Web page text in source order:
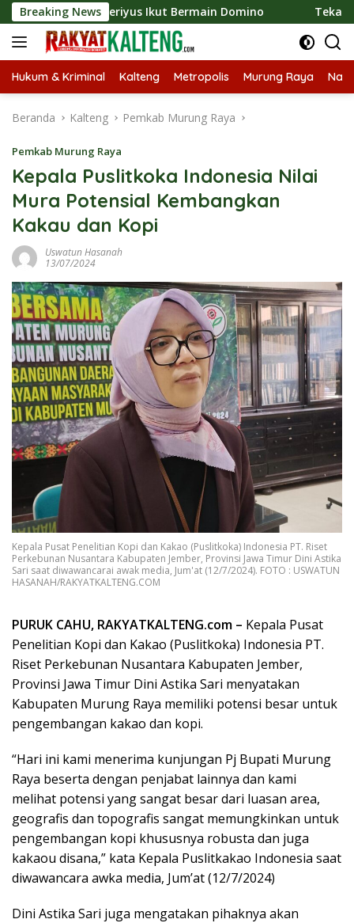
Langsung
ke
konten
Breaking News
Heriyus Ikut Bermain Domino Tekan Stunting,
Hukum & Kriminal Kalteng Metropolis Murung Raya
Beranda Kalteng Pemkab Murung Raya
Pemkab Murung Raya
Kepala Puslitkoka Indonesia Nilai
Mura Potensial Kembangkan
Kakau dan Kopi
Uswatun Hasanah
13/07/2024
Kepala Pusat Penelitian Kopi dan Kakao (Puslitkoka) Indonesia PT. Riset
Perkebunan Nusantara Kabupaten Jember, Provinsi Jawa Timur Dini Astika
Sari saat diwawancarai awak media, Jum'at (12/7/2024). FOTO : USWATUN
HASANAH/RAKYATKALTENG.COM
PURUK CAHU, RAKYATKALTENG.com – Kepala Pusat
Penelitian Kopi dan Kakao (Puslitkoka) Indonesia PT.
Riset Perkebunan Nusantara Kabupaten Jember,
Provinsi Jawa Timur Dini Astika Sari menyatakan
Kabupaten Murung Raya memiliki potensi besar untuk
pengembangan kakao dan kopi.
“Hari ini kami menerima kunjungan Pj Bupati Murung
Raya beserta dengan penjabat lainnya dan kami
melihat potensi yang sangat besar dari luasan area,
geografis dan topografis sangat memungkinkan untuk
pengembangan kopi khususnya robusta dan juga
kakaou disana,” kata Kepala Puslitkakao Indonesia saat
diwawancara awka media, Jum’at (12/7/2024)
Dini Astika Sari juga mengatakan pihaknya akan